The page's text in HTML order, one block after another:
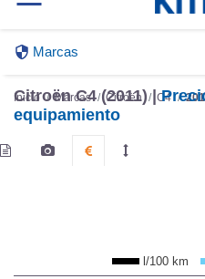
Marcas
Inicio Marcas Citroën C4
Citroën C4 (2011) |
equipamiento
l/100 km